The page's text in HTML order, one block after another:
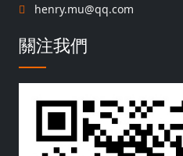
henry.mu@qq.com
關注我們